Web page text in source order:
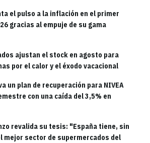
el pulso a la inflación en el primer
gracias al empuje de su gama
ajustan el stock en agosto para
por el calor y el éxodo vacacional
un plan de recuperación para NIVEA
con una caída del 3,5% en
revalida su tesis: "España tiene, sin
mejor sector de supermercados del